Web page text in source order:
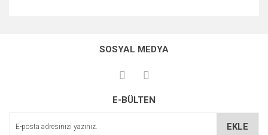
kullanarak tarafımıza iletebilirsiniz.
Görüş ve önerileriniz için teşekkür ederiz.
Ürün açıklamasında eksik bilgiler bulunuyor.
SOSYAL MEDYA
E-BÜLTEN
EKLE